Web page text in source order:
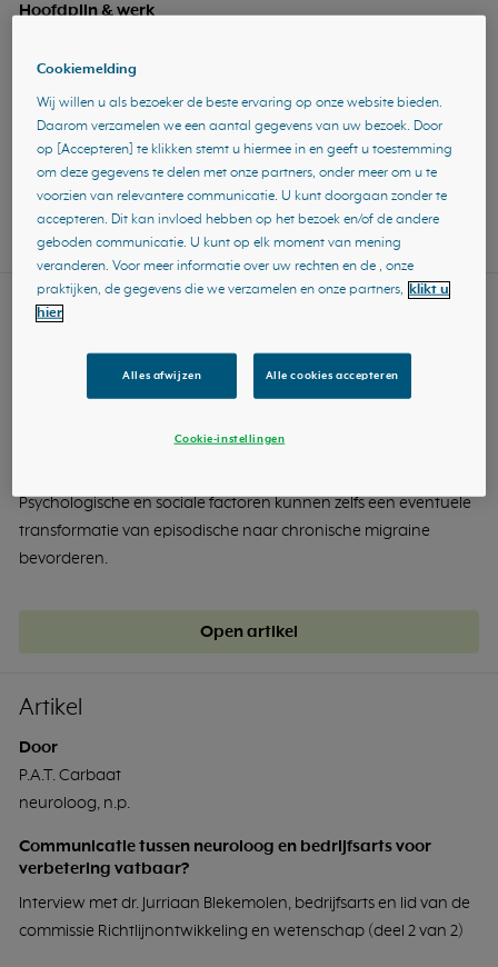
Hoofdpijn & werk
- Hoe kun je omgaan met hoofdpijn bij werk?
- Waar kun je met je vragen terecht?
- Wie kan je hulp bieden?
- Wat kan de patiëntenvereniging Hoofdpijnnet voor je doen?
Open artikel
Artikel
Suzanne Geerts, Janneke Poelen en Mieke Heitkamp
Canisius Wilhelmina Ziekenhuis, Nijmegen
Het biopsychosociaal model, een ondergeschoven kindje
Psychologische en sociale factoren kunnen zelfs een eventuele
transformatie van episodische naar chronische migraine
bevorderen.
Open artikel
Artikel
Door
P.A.T. Carbaat
neuroloog, n.p.
Communicatie tussen neuroloog en bedrijfsarts voor
verbetering vatbaar?
Interview met dr. Jurriaan Blekemolen, bedrijfsarts en lid van de
commissie Richtlijnontwikkeling en wetenschap (deel 2 van 2)
Cookiemelding
Wij willen u als bezoeker de beste ervaring op onze website bieden.
Daarom verzamelen we een aantal gegevens van uw bezoek. Door
op [Accepteren] te klikken stemt u hiermee in en geeft u toestemming
om deze gegevens te delen met onze partners, onder meer om u te
voorzien van relevantere communicatie. U kunt doorgaan zonder te
accepteren. Dit kan invloed hebben op het bezoek en/of de andere
geboden communicatie. U kunt op elk moment van mening
veranderen. Voor meer informatie over uw rechten en de , onze
praktijken, de gegevens die we verzamelen en onze partners, klikt u
hier
Alles afwijzen Alle cookies accepteren
Cookie-instellingen